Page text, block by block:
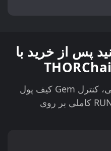
پس از خرید با
کیف پول Gem با ویژگی‌های قدرتمند داخلی، کنترل